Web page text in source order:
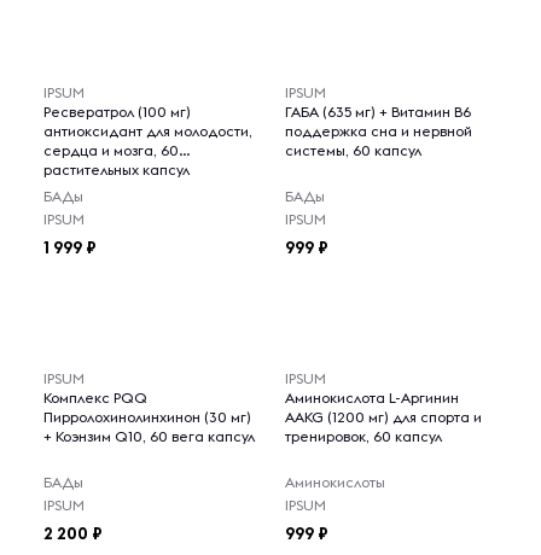
IPSUM
Ресвератрол (100 мг)
антиоксидант для молодости,
сердца и мозга, 60
растительных капсул
БАДы
IPSUM
1 999
IPSUM
ГАБА (635 мг) + Витамин B6
поддержка сна и нервной
системы, 60 капсул
БАДы
IPSUM
999
IPSUM
Комплекс PQQ
Пирролохинолинхинон (30 мг)
+ Коэнзим Q10, 60 вега капсул
БАДы
IPSUM
2 200
IPSUM
Аминокислота L-Аргинин
AAKG (1200 мг) для спорта и
тренировок, 60 капсул
Аминокислоты
IPSUM
999